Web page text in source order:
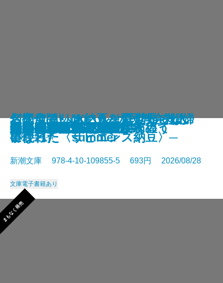
幽冥の岸 十二国記
未知なるカダスを夢に求めて
さよならの言い方なんて知らな
い。11
龍ノ国幻想9 天恵の命
神と王1 亡国の書
人魚屋敷の殺人
悪徳もまた
善人たち
わたしが・棄てた・女
きまぐれカプセル
星新一／著
新潮文庫 978-4-10-109855-5 693円 2026/08/28
文庫電子書籍あり
まもなく発売
一夜─隠蔽捜査10─
夢ノ町本通り─文庫版─
フィレンツェに悪魔が彷徨う
その他の危険
〈完全版〉JKハルは異世界で娼婦
になった summer
人喰いパンダ殺人事件
幻のアフリカ納豆を追え！─そし
て現れた〈サピエンス納豆〉─
色ざんげ
晴れでも雨でも昆虫学者
名探偵のいけにえ─人民教会殺人
事件─